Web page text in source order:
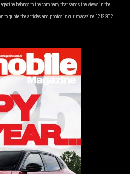
belongs to the company that sends the views in the
quote the articles and photos in our magazine. 12.12.2012